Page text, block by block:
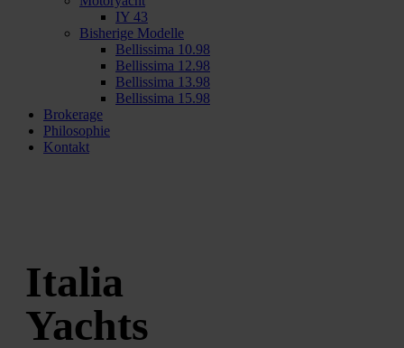
IY 43
Bisherige Modelle
Bellissima 10.98
Bellissima 12.98
Bellissima 13.98
Bellissima 15.98
Brokerage
Philosophie
Kontakt
Italia
Yachts